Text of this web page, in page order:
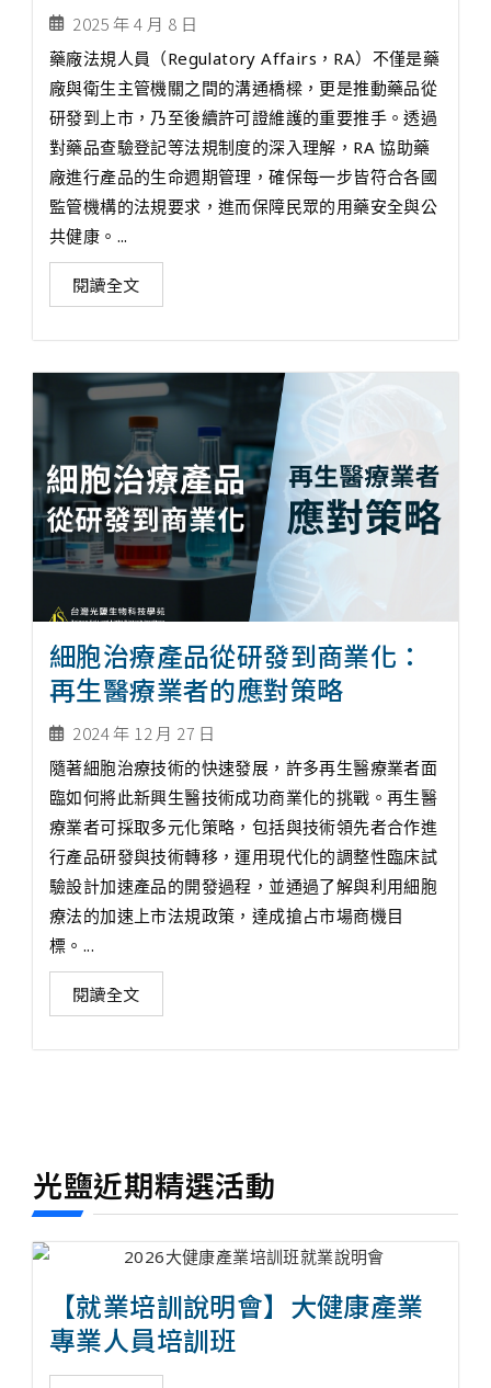
2025 年 4 月 8 日
藥廠法規人員（Regulatory Affairs，RA）不僅是藥
廠與衛生主管機關之間的溝通橋樑，更是推動藥品從
研發到上市，乃至後續許可證維護的重要推手。透過
對藥品查驗登記等法規制度的深入理解，RA 協助藥
廠進行產品的生命週期管理，確保每一步皆符合各國
監管機構的法規要求，進而保障民眾的用藥安全與公
共健康。...
閱讀全文
細胞治療產品從研發到商業化：
再生醫療業者的應對策略
2024 年 12 月 27 日
隨著細胞治療技術的快速發展，許多再生醫療業者面
臨如何將此新興生醫技術成功商業化的挑戰。再生醫
療業者可採取多元化策略，包括與技術領先者合作進
行產品研發與技術轉移，運用現代化的調整性臨床試
驗設計加速產品的開發過程，並通過了解與利用細胞
療法的加速上市法規政策，達成搶占市場商機目
標。...
閱讀全文
光鹽近期精選活動
【就業培訓說明會】大健康產業
專業人員培訓班